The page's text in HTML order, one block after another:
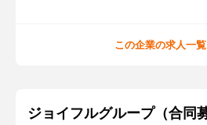
この企業の求人一
ジョイフルグループ（合同